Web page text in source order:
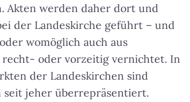
Akten werden daher dort und
der Landeskirche geführt – und
womöglich auch aus
recht- oder vorzeitig vernichtet. In
der Landeskirchen sind
seit jeher überrepräsentiert.